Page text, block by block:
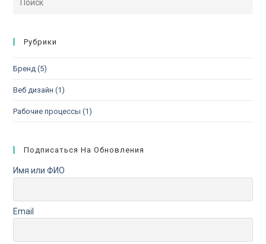
Рубрики
Бренд (5)
Веб дизайн (1)
Рабочие процессы (1)
Подписаться На Обновления
Имя или ФИО
Email